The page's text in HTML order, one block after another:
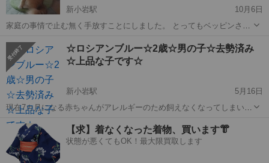
新小岩駅
10月6日
家庭の事情で止む無く手放すことにしました。 とってもベッピンさ
お墨付きの美人です。人間でいうところの白目がゴールド、ツキノワ
グマみたいに首の辺りが白いです。...
東京 新小岩駅 ラガマフィン
☆ロシアンブルー☆2歳☆男の子☆去勢済み
☆上品な子です☆
新小岩駅
5月16日
現在7カ月になる赤ちゃんがアレルギーのため飼えなくなってしまいま
した。 ネコがお好きで、大切にして下さる方にお願いしたいと思って
います。 トイレはもちろん完璧ですし、粗相はありません。 家族が食
事をしていてもね...
東京 新小岩駅 チャンピオン
【求】着なくなった着物、買います👘
状態が悪くてもOK！最大限買取します